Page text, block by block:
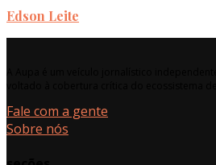
Edson Leite
Fale com a gente
Sobre nós